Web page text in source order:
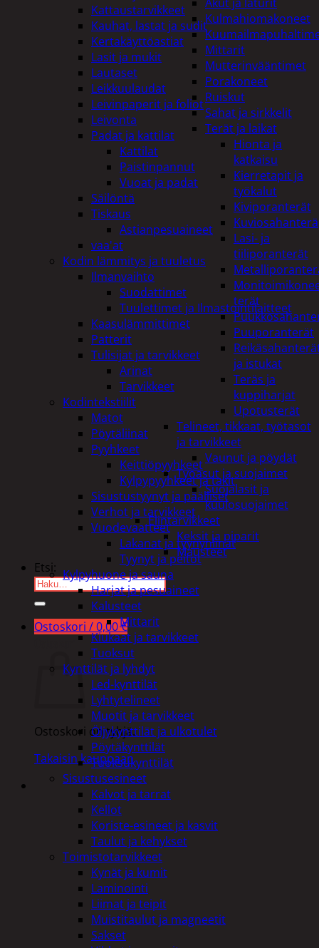
Kulmahiomakoneet
Mittarit
Mutterinvääntimet
Porakoneet
Ruiskut
Sahat ja sirkkelit
Terät ja laikat
Hionta ja
katkaisu
Kierretapit ja
työkalut
Kiviporanterät
Kuviosahanterä
Lasi- ja
tiiliporanterät
terät
Puuporanterät
ja istukat
Teräs ja
kuppiharjat
Upotusterät
Telineet, tikkaat, työtasot
ja tarvikkeet
Vaunut ja pöydät
Työasut ja suojaimet
Suojalasit ja
kuulosuojaimet
Elintarvikkeet
Keksit ja piparit
Mausteet
Etsi:
Ostoskori /0,00€
Ostoskori on tyhjä.
Takaisin kauppaan
Kattaustarvikkeet
Kauhat, lastat ja sudit
Kertakäyttöastiat
Lasit ja mukit
Lautaset
Leikkuulaudat
Leivinpaperit ja foliot
Leivonta
Padat ja kattilat
Kattilat
Paistinpannut
Vuoat ja padat
Säilöntä
Tiskaus
Astianpesuaineet
vaa'at
Kodin lämmitys ja tuuletus
Ilmanvaihto
Suodattimet
Tuulettimet ja Ilmastointilaitteet
Kaasulämmittimet
Patterit
Tulisijat ja tarvikkeet
Arinat
Tarvikkeet
Kodintekstiilit
Matot
Pöytäliinat
Pyyhkeet
Keittiöpyyhkeet
Kylpypyyhkeet ja takit
Sisustustyynyt ja päälliset
Verhot ja tarvikkeet
Vuodevaatteet
Lakanat ja tyynynlinat
Tyynyt ja peitot
Kylpyhuone ja sauna
Harjat ja pesuaineet
Kalusteet
Mittarit
Kiukaat ja tarvikkeet
Tuoksut
Kynttilät ja lyhdyt
Led-kynttilät
Lyhtytelineet
Muotit ja tarvikkeet
Öljykynttilät ja ulkotulet
Pöytäkynttilät
Tuoksukynttilät
Sisustusesineet
Kalvot ja tarrat
Kellot
Koriste-esineet ja kasvit
Taulut ja kehykset
Toimistotarvikkeet
Kynät ja kumit
Laminointi
Liimat ja teipit
Muistitaulut ja magneetit
Sakset